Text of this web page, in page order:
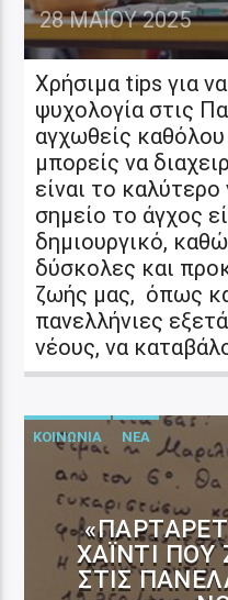
28 ΜΑΪ́ΟΥ 2025
Χρήσιμα tips για
ψυχολογία στις
αγχωθείς καθόλου
μπορείς να
είναι το
σημείο το άγχος
δημιουργικό,
δύσκολες και
ζωής μας, όπως
πανελλήνιες
νέους, να
ΚΟΙΝΩΝΙΑ ΝΕΑ
ΧΆΙΝΤΙ ΠΟΥ
ΣΤΙΣ